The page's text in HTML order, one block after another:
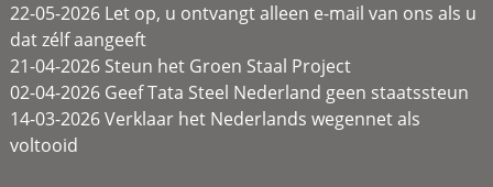
22-05-2026 Let op, u ontvangt alleen e-mail van ons als u
dat zélf aangeeft
21-04-2026 Steun het Groen Staal Project
02-04-2026 Geef Tata Steel Nederland geen staatssteun
14-03-2026 Verklaar het Nederlands wegennet als
voltooid